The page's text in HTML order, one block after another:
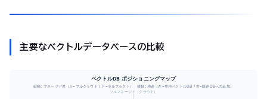
主要なベクトルデータベースの比較
ベクトルDB ポジショニングマップ
縦軸: マネージド度（上=フルクラウド / 下=セルフホスト） 横軸: 用途（左=専用ベクトルDB / 右=既存DBへの追加）
フルマネージド（クラウド）